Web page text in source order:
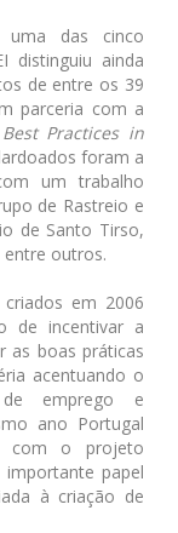
uma das cinco
distinguiu ainda
de entre os 39
parceria com a
Best Practices in
foram a
um trabalho
de Rastreio e
de Santo Tirso,
entre outros.
em 2006
de incentivar a
as boas práticas
acentuando o
emprego e
ano Portugal
com o projeto
importante papel
à criação de